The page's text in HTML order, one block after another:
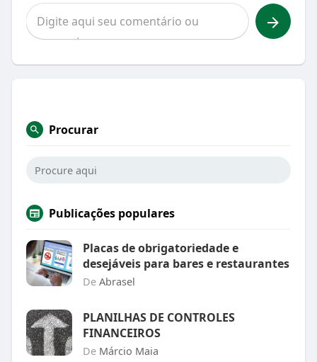
Procurar
Publicações populares
Placas de obrigatoriedade e
desejáveis para bares e restaurantes
De Abrasel
PLANILHAS DE CONTROLES
FINANCEIROS
De Márcio Maia